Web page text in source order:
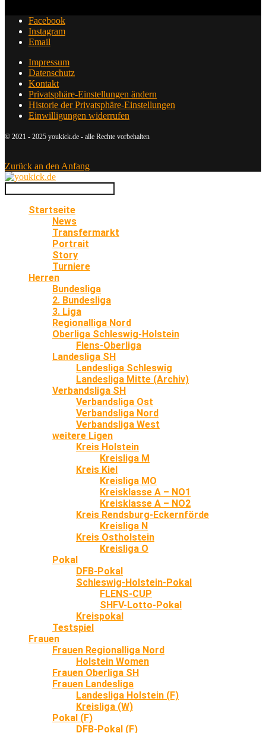
Facebook
Instagram
Email
Impressum
Datenschutz
Kontakt
Privatsphäre-Einstellungen ändern
Historie der Privatsphäre-Einstellungen
Einwilligungen widerrufen
© 2021 - 2025 youkick.de - alle Rechte vorbehalten
Zurück an den Anfang
Startseite
News
Transfermarkt
Portrait
Story
Turniere
Herren
Bundesliga
2. Bundesliga
3. Liga
Regionalliga Nord
Oberliga Schleswig-Holstein
Flens-Oberliga
Landesliga SH
Landesliga Schleswig
Landesliga Mitte (Archiv)
Verbandsliga SH
Verbandsliga Ost
Verbandsliga Nord
Verbandsliga West
weitere Ligen
Kreis Holstein
Kreisliga M
Kreis Kiel
Kreisliga MO
Kreisklasse A – NO1
Kreisklasse A – NO2
Kreis Rendsburg-Eckernförde
Kreisliga N
Kreis Ostholstein
Kreisliga O
Pokal
DFB-Pokal
Schleswig-Holstein-Pokal
FLENS-CUP
SHFV-Lotto-Pokal
Kreispokal
Testspiel
Frauen
Frauen Regionalliga Nord
Holstein Women
Frauen Oberliga SH
Frauen Landesliga
Landesliga Holstein (F)
Kreisliga (W)
Pokal (F)
DFB-Pokal (F)